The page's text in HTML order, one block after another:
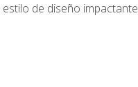
de diseño impactante